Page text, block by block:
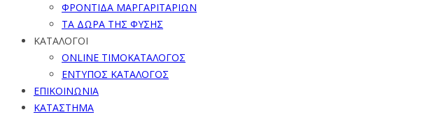
ΦΡΟΝΤΙΔΑ ΜΑΡΓΑΡΙΤΑΡΙΩΝ
ΤΑ ΔΩΡΑ ΤΗΣ ΦΥΣΗΣ
ΚΑΤΑΛΟΓΟΙ
ONLINE ΤΙΜΟΚΑΤΑΛΟΓΟΣ
ΕΝΤΥΠΟΣ ΚΑΤΑΛΟΓΟΣ
ΕΠΙΚΟΙΝΩΝΙΑ
ΚΑΤΑΣΤΗΜΑ